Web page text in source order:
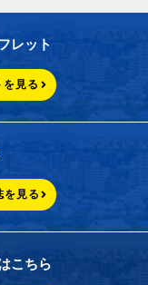
レット
見る
を見る
こちら